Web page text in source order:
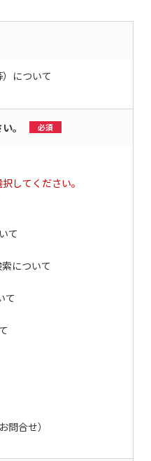
について
。 必須
してください。
て
について
て
問合せ）